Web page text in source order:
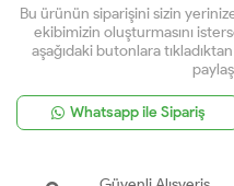
Bu ürünün siparişini sizin
ekibimizin oluşturmasını
aşağıdaki butonlara
Whatsapp ile Sipariş